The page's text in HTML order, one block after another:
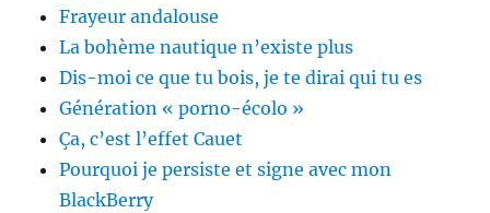
Frayeur andalouse
La bohème nautique n’existe plus
Dis-moi ce que tu bois, je te dirai qui tu es
Génération « porno-écolo »
Ça, c’est l’effet Cauet
Pourquoi je persiste et signe avec mon
BlackBerry